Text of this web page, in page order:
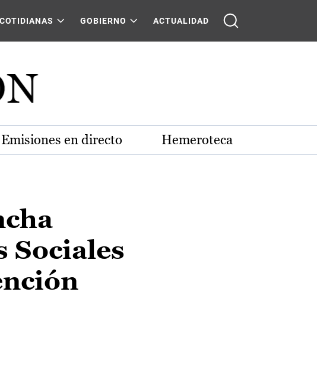
GOBIERNO ACTUALIDAD
Emisiones en directo Hemeroteca
Sociales